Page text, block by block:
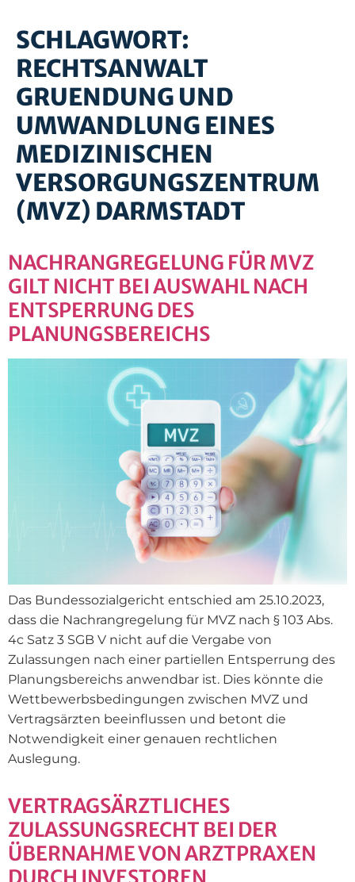
SCHLAGWORT:
RECHTSANWALT
GRUENDUNG UND
UMWANDLUNG EINES
MEDIZINISCHEN
VERSORGUNGSZENTRUM
(MVZ) DARMSTADT
NACHRANGREGELUNG FÜR MVZ
GILT NICHT BEI AUSWAHL NACH
ENTSPERRUNG DES
PLANUNGSBEREICHS
Das Bundessozialgericht entschied am 25.10.2023,
dass die Nachrangregelung für MVZ nach § 103 Abs.
4c Satz 3 SGB V nicht auf die Vergabe von
Zulassungen nach einer partiellen Entsperrung des
Planungsbereichs anwendbar ist. Dies könnte die
Wettbewerbsbedingungen zwischen MVZ und
Vertragsärzten beeinflussen und betont die
Notwendigkeit einer genauen rechtlichen
Auslegung.
VERTRAGSÄRZTLICHES
ZULASSUNGSRECHT BEI DER
ÜBERNAHME VON ARZTPRAXEN